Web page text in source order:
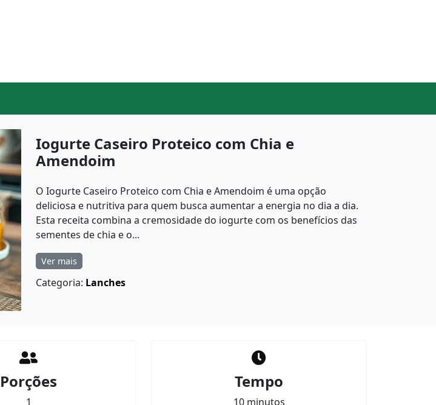
Iogurte Caseiro Proteico com Chia e
Amendoim
O Iogurte Caseiro Proteico com Chia e Amendoim é uma opção
deliciosa e nutritiva para quem busca aumentar a energia no dia a dia.
Esta receita combina a cremosidade do iogurte com os benefícios das
sementes de chia e o...
Ver mais
Categoria: Lanches
Porções
1
Tempo
10 minutos